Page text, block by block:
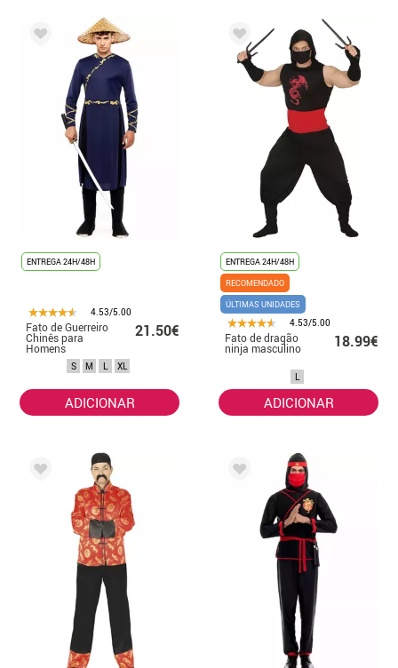
ENTREGA 24H/48H
4.53/5.00
Fato de Guerreiro
Chinês para
Homens
21.50€
S M L XL
ADICIONAR
ENTREGA 24H/48H
RECOMENDADO
ÚLTIMAS UNIDADES
4.53/5.00
Fato de dragão
ninja masculino 18.99€
L
ADICIONAR